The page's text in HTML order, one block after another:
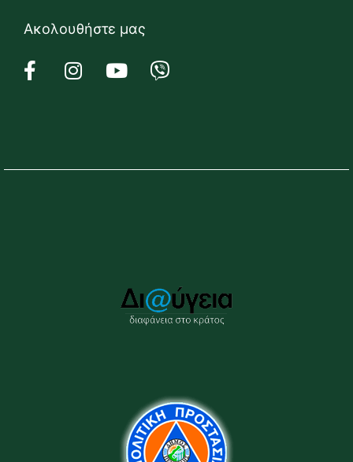
Ακολουθήστε μας